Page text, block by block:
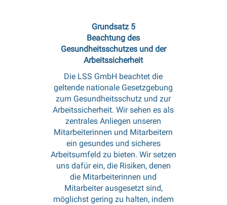
Grundsatz 5
Beachtung des
Gesundheitsschutzes und der
Arbeitssicherheit
Die LSS GmbH beachtet die
geltende nationale Gesetzgebung
zum Gesundheitsschutz und zur
Arbeitssicherheit. Wir sehen es als
zentrales Anliegen unseren
Mitarbeiterinnen und Mitarbeitern
ein gesundes und sicheres
Arbeitsumfeld zu bieten. Wir setzen
uns dafür ein, die Risiken, denen
die Mitarbeiterinnen und
Mitarbeiter ausgesetzt sind,
möglichst gering zu halten, indem